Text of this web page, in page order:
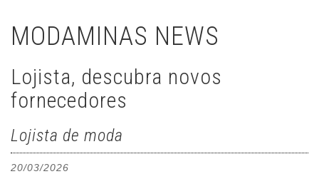
MODAMINAS NEWS
Lojista, descubra novos
fornecedores
Lojista de moda
20/03/2026